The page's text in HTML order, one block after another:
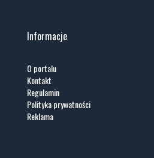
Kontakt
Reklama